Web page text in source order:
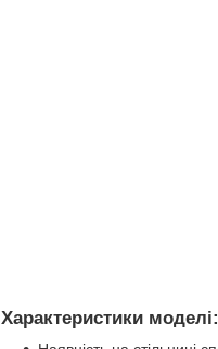
Характеристики моделі: